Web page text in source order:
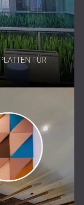
FÜR B